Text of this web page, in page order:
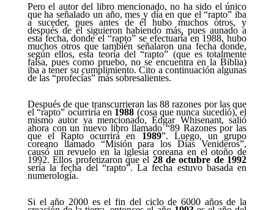
Pero el autor del libro mencionado, no ha sido el único
que ha señalado un año, mes y día en que el “rapto” iba
a suceder, pues antes de él hubo muchos otros, y
después de él siguieron habiendo más, pues aunado a
esta fecha, donde el “rapto” se efectuaría en 1988, hubo
muchos otros que también señalaron una fecha donde,
según ellos, esta teoría del “rapto” (que es totalmente
falsa, pues como pruebo, no se encuentra en la Biblia)
iba a tener su cumplimiento. Cito a continuación algunas
de las “profecías” más sobresalientes.
Después de que transcurrieran las 88 razones por las que
el “rapto” ocurriría en 1988 (cosa que nunca sucedió), el
mismo autor ya mencionado, Edgar Whisenant, salió
ahora con un nuevo libro llamado “89 Razones por las
que el Rapto ocurrirá en 1989”. Luego, un grupo
coreano llamado “Misión para los Días Venideros”,
causó un revuelo en la iglesia coreana en el otoño de
1992. Ellos profetizaron que el 28 de octubre de 1992
sería la fecha del “rapto”. La fecha estuvo basada en
numerología.
Si el año 2000 es el fin del ciclo de 6000 años de la